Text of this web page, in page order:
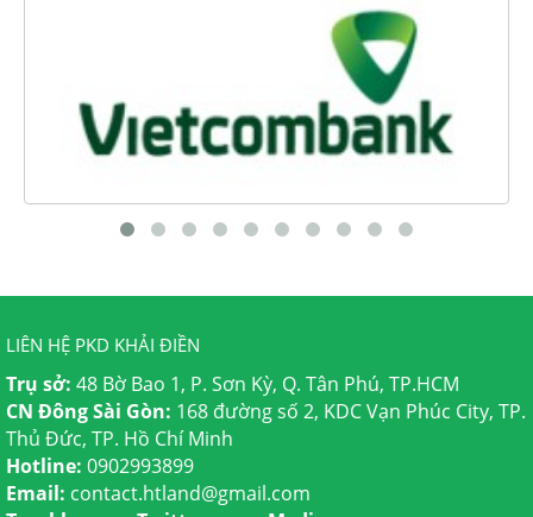
LIÊN HỆ PKD KHẢI ĐIỀN
Trụ sở: 48 Bờ Bao 1, P. Sơn Kỳ, Q. Tân Phú, TP.HCM
CN Đông Sài Gòn: 168 đường số 2, KDC Vạn Phúc City, TP.
Thủ Đức, TP. Hồ Chí Minh
Hotline: 0902993899
Email: contact.htland@gmail.com